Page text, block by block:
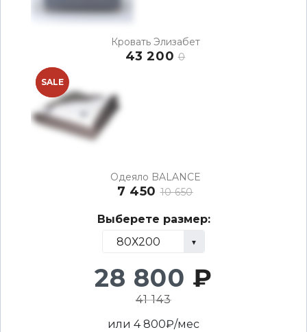
Кровать Элизабет
43 2000
NEW
SALE
Одеяло BALANCE
7 45010 650
Выберете размер:
28 800 ₽
41 143
или 4 800₽/мес